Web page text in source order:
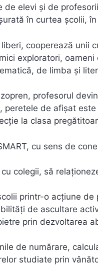
de elevi și de
în curtea școlii,
cooperează unii
exploratori,
de limba și
profesorul
peretele de afișat
la clasa
cu sens de
colegii, să
printr-o acțiune
de ascultare
prin dezvoltarea
de numărare,
studiate prin